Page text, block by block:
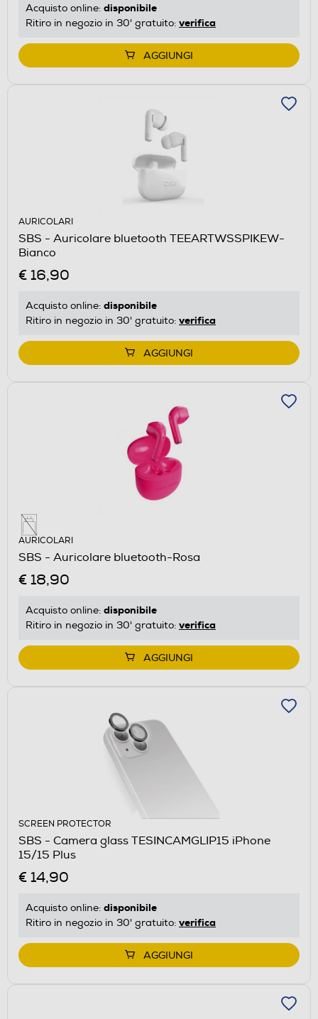
Acquisto online: disponibile
Ritiro in negozio in 30' gratuito: verifica
AGGIUNGI
AURICOLARI
SBS - Auricolare bluetooth TEEARTWSSPIKEW-
Bianco
€ 16,90
Acquisto online: disponibile
Ritiro in negozio in 30' gratuito: verifica
AGGIUNGI
AURICOLARI
SBS - Auricolare bluetooth-Rosa
€ 18,90
Acquisto online: disponibile
Ritiro in negozio in 30' gratuito: verifica
AGGIUNGI
SCREEN PROTECTOR
SBS - Camera glass TESINCAMGLIP15 iPhone
15/15 Plus
€ 14,90
Acquisto online: disponibile
Ritiro in negozio in 30' gratuito: verifica
AGGIUNGI